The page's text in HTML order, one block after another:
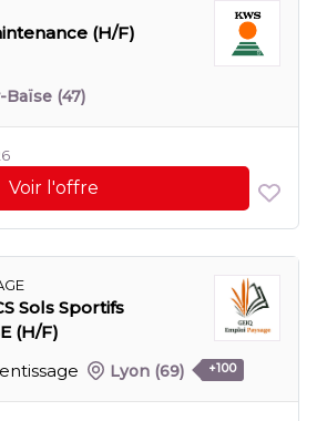
(H/F)
Baïse (47)
Voir l'offre
Sols Sportifs
(H/F)
Lyon (69) +100